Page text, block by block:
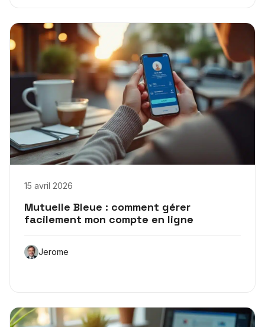
15 avril 2026
Mutuelle Bleue : comment gérer
facilement mon compte en ligne
Jerome